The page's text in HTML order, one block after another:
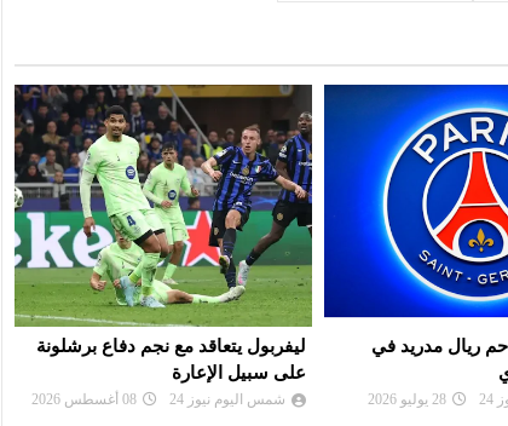
مع نجم دفاع برشلونة
08 أغسطس 2026
موعد سحب قرعة الدور التمهيدي
لرابطة أبطال إفريقيا وكأس
الكونفدرالية